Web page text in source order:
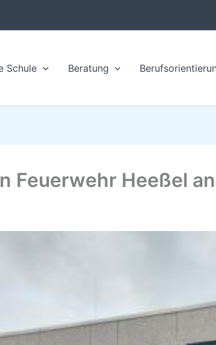
Schule Beratung
Feuerwehr Heeßel